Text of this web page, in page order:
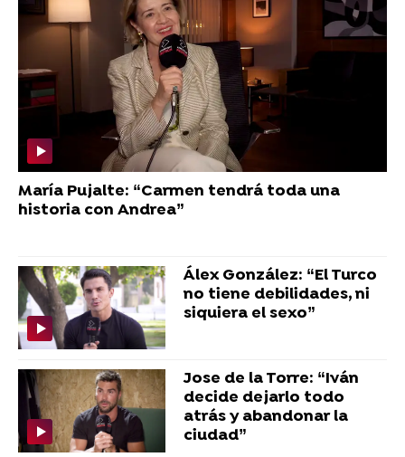
María Pujalte: “Carmen tendrá toda una
historia con Andrea”
Álex González: “El Turco
no tiene debilidades, ni
siquiera el sexo”
Jose de la Torre: “Iván
decide dejarlo todo
atrás y abandonar la
ciudad”